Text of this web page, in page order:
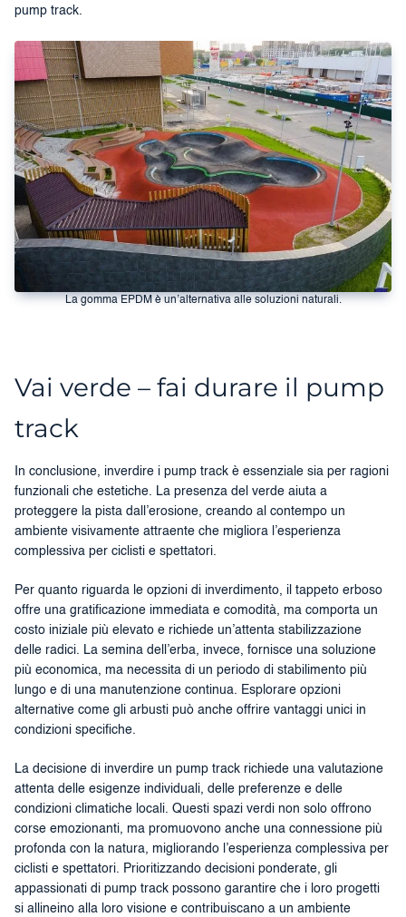
pump track.
La gomma EPDM è un’alternativa alle soluzioni naturali.
Vai verde – fai durare il pump
track
In conclusione, inverdire i pump track è essenziale sia per ragioni
funzionali che estetiche. La presenza del verde aiuta a
proteggere la pista dall’erosione, creando al contempo un
ambiente visivamente attraente che migliora l’esperienza
complessiva per ciclisti e spettatori.
Per quanto riguarda le opzioni di inverdimento, il tappeto erboso
offre una gratificazione immediata e comodità, ma comporta un
costo iniziale più elevato e richiede un’attenta stabilizzazione
delle radici. La semina dell’erba, invece, fornisce una soluzione
più economica, ma necessita di un periodo di stabilimento più
lungo e di una manutenzione continua. Esplorare opzioni
alternative come gli arbusti può anche offrire vantaggi unici in
condizioni specifiche.
La decisione di inverdire un pump track richiede una valutazione
attenta delle esigenze individuali, delle preferenze e delle
condizioni climatiche locali. Questi spazi verdi non solo offrono
corse emozionanti, ma promuovono anche una connessione più
profonda con la natura, migliorando l’esperienza complessiva per
ciclisti e spettatori. Prioritizzando decisioni ponderate, gli
appassionati di pump track possono garantire che i loro progetti
si allineino alla loro visione e contribuiscano a un ambiente